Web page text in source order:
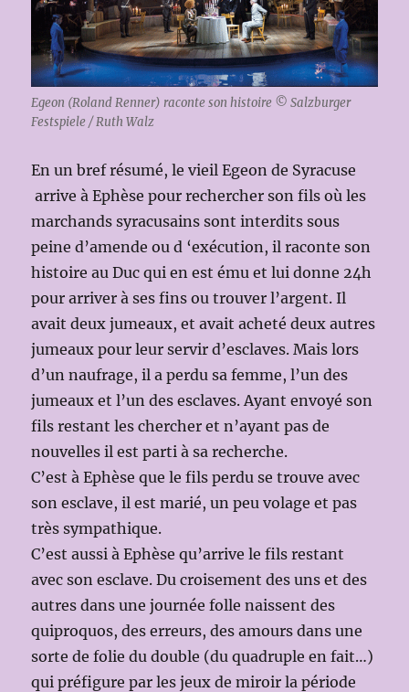
Egeon (Roland Renner) raconte son histoire © Salzburger
Festspiele / Ruth Walz
En un bref résumé, le vieil Egeon de Syracuse
arrive à Ephèse pour rechercher son fils où les
marchands syracusains sont interdits sous
peine d’amende ou d ‘exécution, il raconte son
histoire au Duc qui en est ému et lui donne 24h
pour arriver à ses fins ou trouver l’argent. Il
avait deux jumeaux, et avait acheté deux autres
jumeaux pour leur servir d’esclaves. Mais lors
d’un naufrage, il a perdu sa femme, l’un des
jumeaux et l’un des esclaves. Ayant envoyé son
fils restant les chercher et n’ayant pas de
nouvelles il est parti à sa recherche.
C’est à Ephèse que le fils perdu se trouve avec
son esclave, il est marié, un peu volage et pas
très sympathique.
C’est aussi à Ephèse qu’arrive le fils restant
avec son esclave. Du croisement des uns et des
autres dans une journée folle naissent des
quiproquos, des erreurs, des amours dans une
sorte de folie du double (du quadruple en fait…)
qui préfigure par les jeux de miroir la période